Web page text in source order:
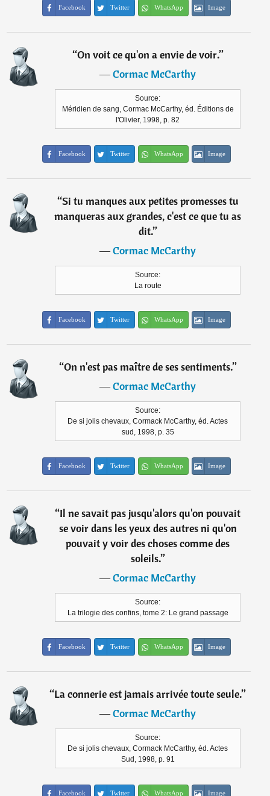
Facebook Twitter WhatsApp Image
“On voit ce qu'on a envie de voir.”
―Cormac McCarthy
Source:
Méridien de sang, Cormac McCarthy, éd. Éditions de
l'Olivier, 1998, p. 82
Facebook Twitter WhatsApp Image
“Si tu manques aux petites promesses tu
manqueras aux grandes, c'est ce que tu as
dit.”
―Cormac McCarthy
Source:
La route
Facebook Twitter WhatsApp Image
“On n'est pas maître de ses sentiments.”
―Cormac McCarthy
Source:
De si jolis chevaux, Cormack McCarthy, éd. Actes
sud, 1998, p. 35
Facebook Twitter WhatsApp Image
“Il ne savait pas jusqu'alors qu'on pouvait
se voir dans les yeux des autres ni qu'on
pouvait y voir des choses comme des
soleils.”
―Cormac McCarthy
Source:
La trilogie des confins, tome 2: Le grand passage
Facebook Twitter WhatsApp Image
“La connerie est jamais arrivée toute seule.”
―Cormac McCarthy
Source:
De si jolis chevaux, Cormack McCarthy, éd. Actes
Sud, 1998, p. 91
Facebook Twitter WhatsApp Image